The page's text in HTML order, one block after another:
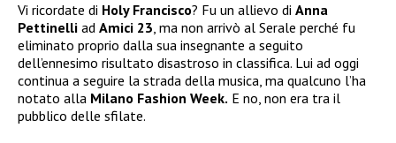
Vi ricordate di Holy Francisco? Fu un allievo di Anna
Pettinelli ad Amici 23, ma non arrivò al Serale perché fu
eliminato proprio dalla sua insegnante a seguito
dell’ennesimo risultato disastroso in classifica. Lui ad oggi
continua a seguire la strada della musica, ma qualcuno l’ha
notato alla Milano Fashion Week. E no, non era tra il
pubblico delle sfilate.